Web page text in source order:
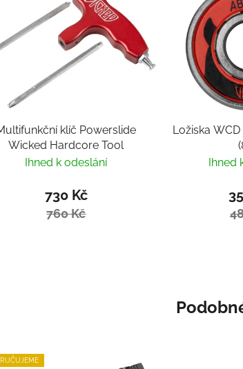
klíč Powerslide
Wicked Hardcore Tool
Ihned k odeslání
730 Kč
760 Kč
Ložiska
Ihned